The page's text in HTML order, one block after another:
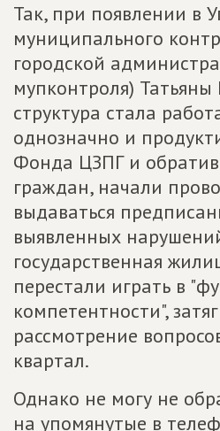
Так, при появлении в
муниципального
городской
мупконтроля)
структура стала
однозначно и
Фонда ЦЗПГ и
граждан, начали
выдаваться
выявленных
государственная
перестали играть в
компетентности",
рассмотрение
квартал.
Однако не могу не
на упомянутые в